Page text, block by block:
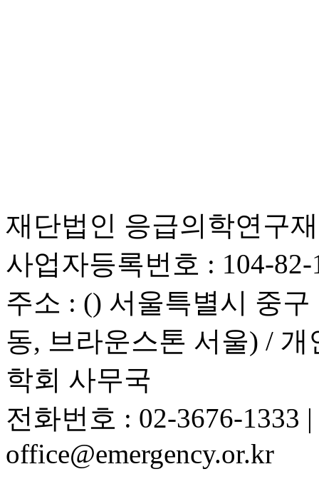
재단법인 응급의학연구
사업자등록번호 : 104-82-
주소 : () 서울특별시 중구
동, 브라운스톤 서울) /
학회 사무국
전화번호 : 02-3676-1333
office@emergency.or.kr